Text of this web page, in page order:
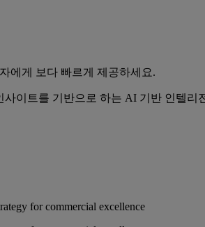
에게 보다 빠르게 제공하세요.
이트를 기반으로 하는 AI 기반 인텔
for commercial excellence